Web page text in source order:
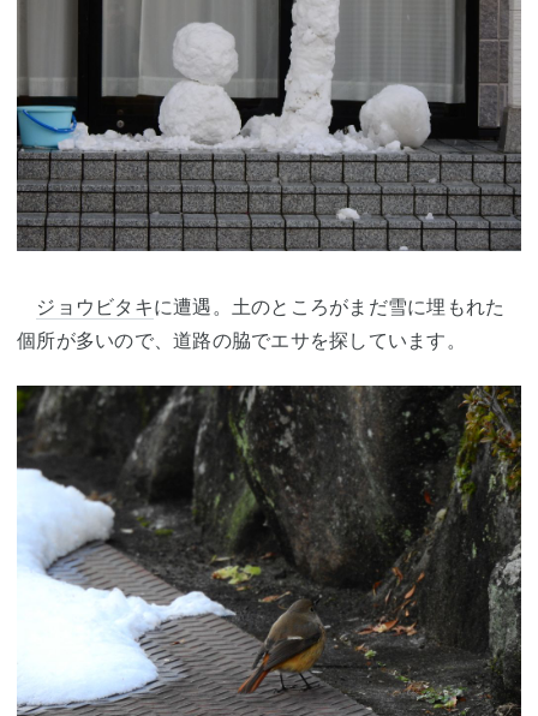
ジョウビタキに遭遇。土のところがまだ雪に埋もれた
個所が多いので、道路の脇でエサを探しています。